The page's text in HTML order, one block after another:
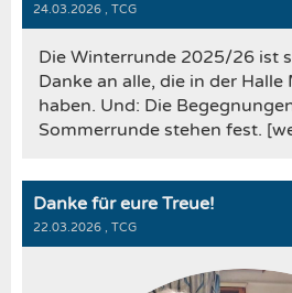
24.03.2026 , TCG
Die Winterrunde 2025/26 ist
Danke an alle, die in der
haben. Und: Die
Sommerrunde stehen fest.
Danke für eure Treue!
22.03.2026 , TCG